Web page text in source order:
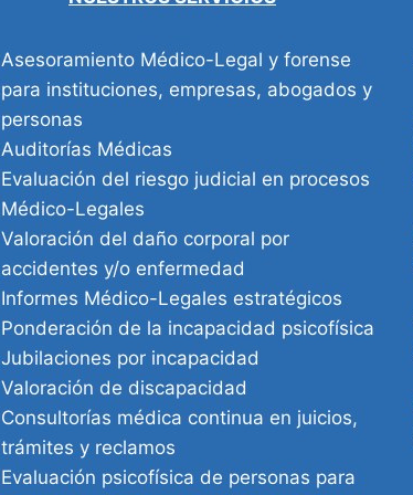
Asesoramiento Médico-Legal y forense
para instituciones, empresas, abogados y
personas
Auditorías Médicas
Evaluación del riesgo judicial en procesos
Médico-Legales
Valoración del daño corporal por
accidentes y/o enfermedad
Informes Médico-Legales estratégicos
Ponderación de la incapacidad psicofísica
Jubilaciones por incapacidad
Valoración de discapacidad
Consultorías médica continua en juicios,
trámites y reclamos
Evaluación psicofísica de personas para